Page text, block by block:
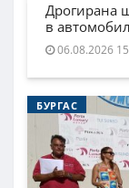
Дрогирана
в
06.08.2026
БУРГАС